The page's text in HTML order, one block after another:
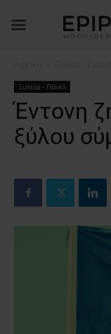
Ξυλεία - Πάνελ
Έντονη
ξύλου